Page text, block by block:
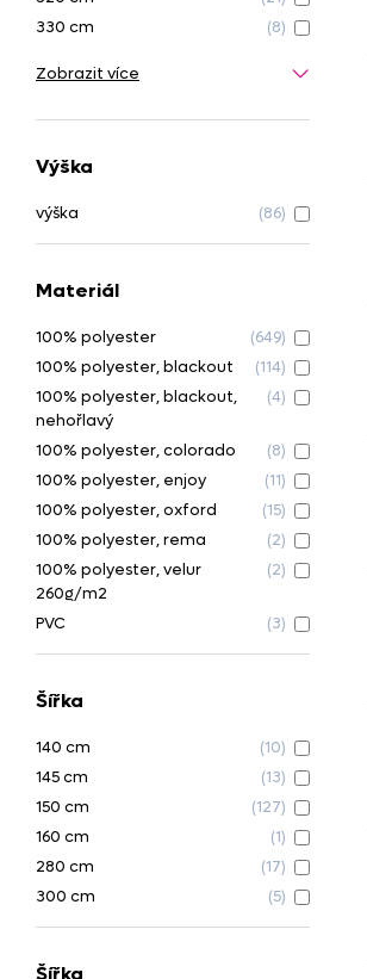
330 cm
(8)
Zobrazit více
Výška
výška (86)
Materiál
100% polyester
(649)
100% polyester, blackout
(114)
100% polyester, blackout,
nehořlavý
(4)
100% polyester, colorado
(8)
100% polyester, enjoy
(11)
100% polyester, oxford
(15)
100% polyester, rema
(2)
100% polyester, velur
260g/m2
(2)
PVC (3)
Šířka
140 cm
(10)
145 cm
(13)
150 cm
(127)
160 cm
(1)
280 cm
(17)
300 cm
(5)
Šířka